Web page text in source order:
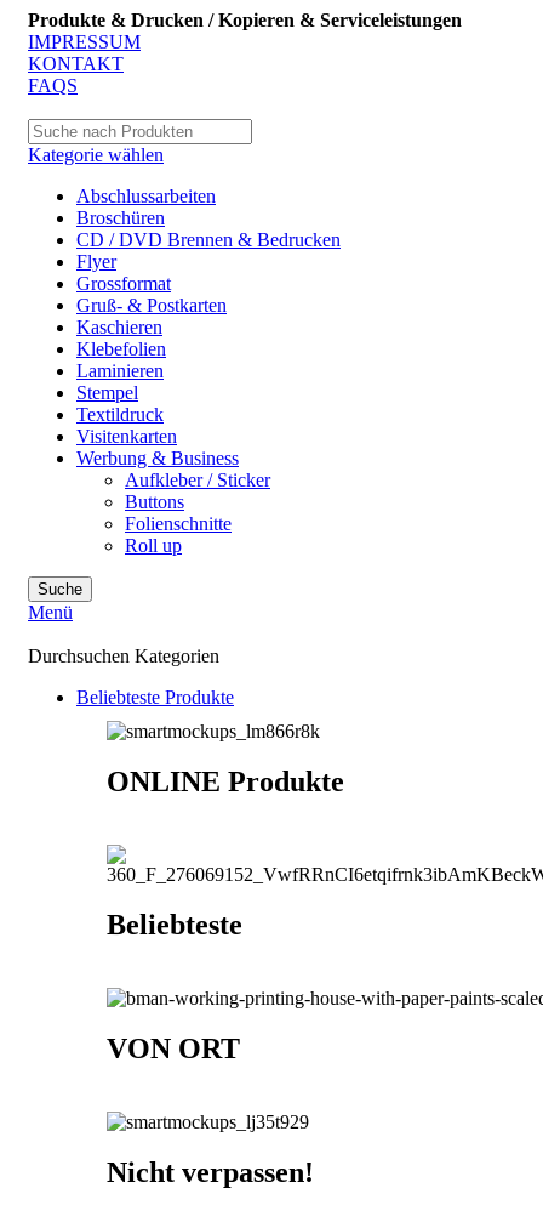
Produkte & Drucken / Kopieren & Serviceleistungen
IMPRESSUM
KONTAKT
FAQS
Kategorie wählen
Abschlussarbeiten
Broschüren
CD / DVD Brennen & Bedrucken
Flyer
Grossformat
Gruß- & Postkarten
Kaschieren
Klebefolien
Laminieren
Stempel
Textildruck
Visitenkarten
Werbung & Business
Aufkleber / Sticker
Buttons
Folienschnitte
Roll up
Suche
Menü
Durchsuchen Kategorien
Beliebteste Produkte
ONLINE Produkte
Beliebteste
VON ORT
Nicht verpassen!